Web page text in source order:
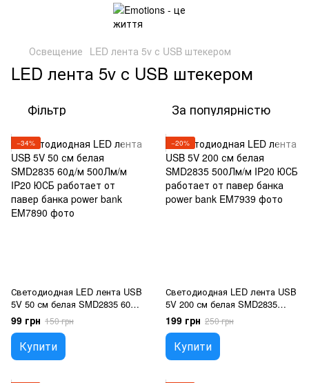
Освещение LED лента 5v с USB штекером
LED лента 5v с USB штекером
Фільтр За популярністю
−34%
Светодиодная LED лента USB
5V 50 см белая SMD2835 60д/
м 500Лм/м IP20 ЮСБ работает
от павер банка power bank
99 грн 150 грн
Купити
−20%
Светодиодная LED лента USB
5V 200 см белая SMD2835
500Лм/м IP20 ЮСБ работает
от павер банка power bank
199 грн 250 грн
Купити